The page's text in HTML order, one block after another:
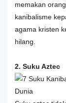
memakan
kanibalisme
agama kristen
hilang.
2. Suku Aztec